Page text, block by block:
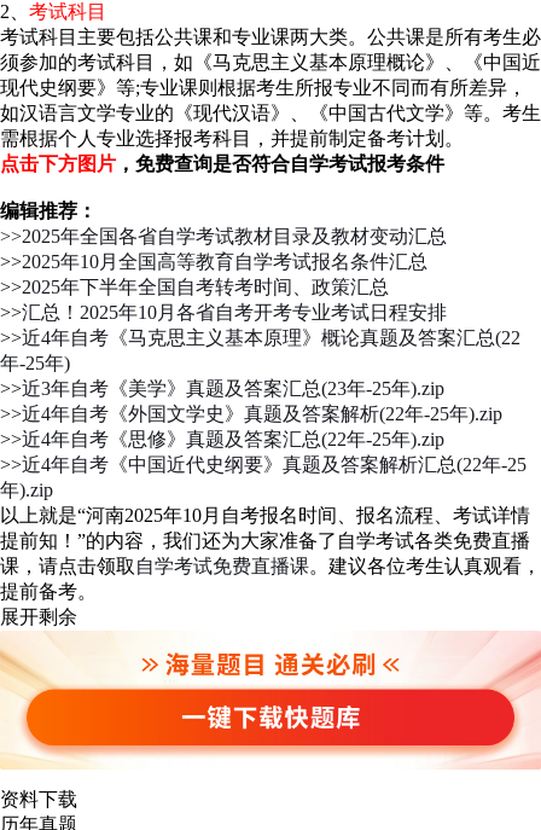
2、 考试科目
考试科目主要包括公共课和专业课两大类。公共课是所有考生必
须参加的考试科目，如《马克思主义基本原理概论》、《中国近
现代史纲要》等;专业课则根据考生所报专业不同而有所差异，
如汉语言文学专业的《现代汉语》、《中国古代文学》等。考生
需根据个人专业选择报考科目，并提前制定备考计划。
点击下方图片 ，免费查询是否符合自学考试报考条件
编辑推荐：
>>2025年全国各省自学考试教材目录及教材变动汇总
>>2025年10月全国高等教育自学考试报名条件汇总
>>2025年下半年全国自考转考时间、政策汇总
>>汇总！2025年10月各省自考开考专业考试日程安排
>>近4年自考《马克思主义基本原理》概论真题及答案汇总(22
年-25年)
>>近3年自考《美学》真题及答案汇总(23年-25年).zip
>>近4年自考《外国文学史》真题及答案解析(22年-25年).zip
>>近4年自考《思修》真题及答案汇总(22年-25年).zip
>>近4年自考《中国近代史纲要》真题及答案解析汇总(22年-25
年).zip
以上就是“河南2025年10月自考报名时间、报名流程、考试详情
提前知！”的内容，我们还为大家准备了自学考试各类免费直播
课，请点击领取 自学考试免费直播课。建议各位考生认真观看，
提前备考。
展开剩余
资料下载
历年真题